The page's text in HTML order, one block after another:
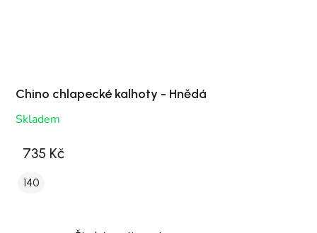
Chino chlapecké kalhoty - Hnědá
Skladem
735 Kč
140